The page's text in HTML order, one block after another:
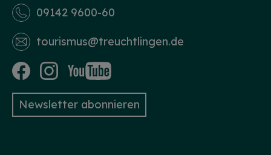
09142 9600-60
tourismus­@treuchtlingen.de
Newsletter abonnieren